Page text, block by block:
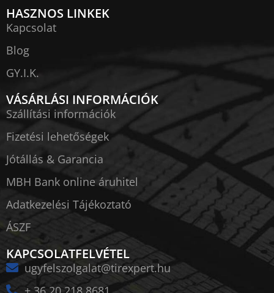
HASZNOS LINKEK
Kapcsolat
Blog
GY.I.K.
VÁSÁRLÁSI INFORMÁCIÓK
Szállítási információk
Fizetési lehetőségek
Jótállás & Garancia
MBH Bank online áruhitel
Adatkezelési Tájékoztató
ÁSZF
KAPCSOLATFELVÉTEL
ugyfelszolgalat@tirexpert.hu